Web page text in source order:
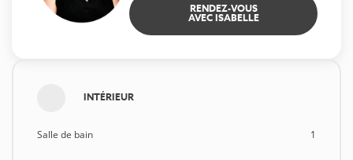
RENDEZ-VOUS
AVEC ISABELLE
INTÉRIEUR
Salle de bain 1